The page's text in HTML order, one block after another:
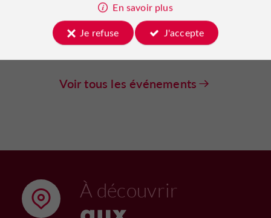
roi, autour des reliques de Saint-
Louis à Lamontjoie
02/09/2026 au 30/09/2026
Voir tous les événements
À découvrir
En savoir plus
Je refuse
J'accepte